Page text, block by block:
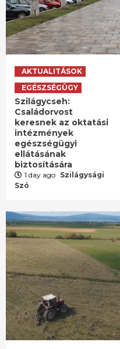
AKTUALITÁSOK
EGÉSZSÉGÜGY
Szilágycseh:
Családorvost
keresnek az oktatási
intézmények
egészségügyi
ellátásának
biztosítására
1 day ago Szilágysági
Szó